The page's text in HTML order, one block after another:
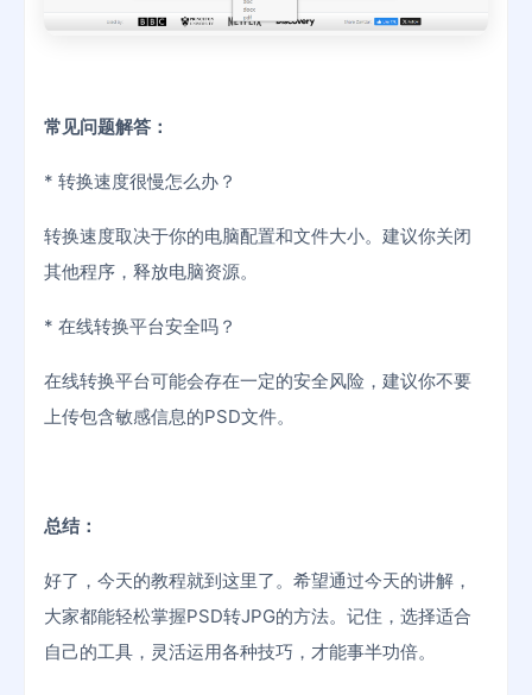
常见问题解答：
* 转换速度很慢怎么办？
转换速度取决于你的电脑配置和文件大小。建议你关闭
其他程序，释放电脑资源。
* 在线转换平台安全吗？
在线转换平台可能会存在一定的安全风险，建议你不要
上传包含敏感信息的PSD文件。
总结：
好了，今天的教程就到这里了。希望通过今天的讲解，
大家都能轻松掌握PSD转JPG的方法。记住，选择适合
自己的工具，灵活运用各种技巧，才能事半功倍。